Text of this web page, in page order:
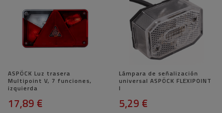
ASPÖCK Luz trasera
Multipoint V, 7 funciones,
izquierda
17,89 €
Lámpara de señalización
universal ASPÖCK FLEXIPOINT
I
5,29 €